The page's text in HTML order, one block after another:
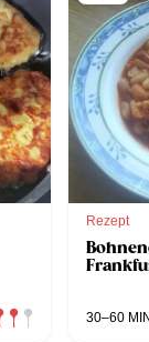
Rezept
30–60